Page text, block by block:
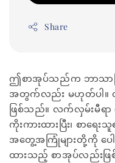
Share
ဤစာအုပ်သည်က ဘာသာပ
အတွက်လည်း မဟုတ်ပါ။
ဖြစ်သည်။ လက်လှမ်းမီရာ စ
ကိုးကားထားပြီး၊ စာရ
အတွေ့အကြုံများတို့ကို ပေါင်
ထားသည့် စာအုပ်လည်းဖြ